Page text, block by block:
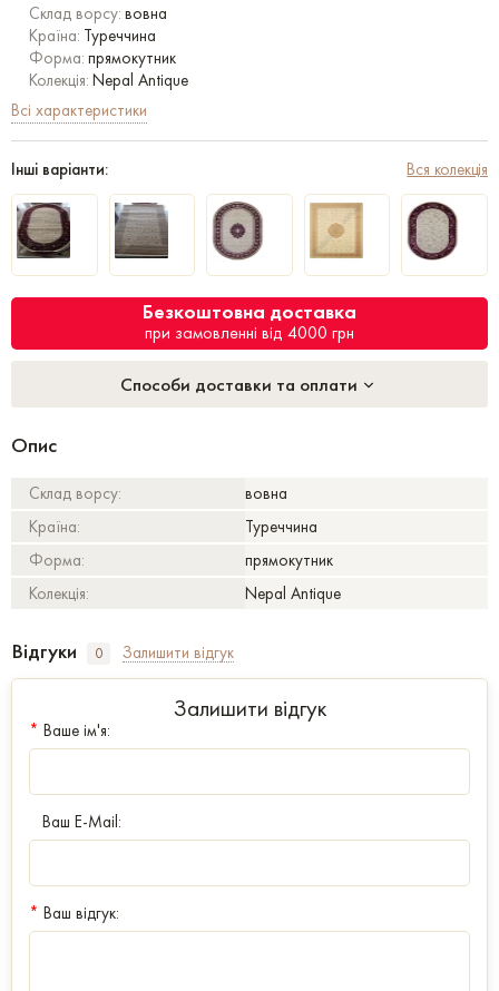
Склад ворсу: вовна
Країна: Туреччина
Форма: прямокутник
Колекція: Nepal Antique
Всі характеристики
Інші варіанти: Вся колекція
Безкоштовна доставка
при замовленні від 4000 грн
Способи доставки та оплати
Опис
Склад ворсу:
вовна
Країна:
Туреччина
Форма:
прямокутник
Колекція:
Nepal Antique
Відгуки 0 Залишити відгук
Залишити відгук
* Ваше ім'я:
Ваш E-Mail:
* Ваш відгук: